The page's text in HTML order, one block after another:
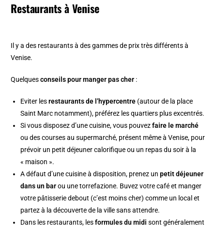
Restaurants à Venise
Il y a des restaurants à des gammes de prix très différents à
Venise.
Quelquesconseils pour manger pas cher :
Eviter lesrestaurants de l’hypercentre (autour de la place
Saint Marc notamment), préférez les quartiers plus excentrés.
Si vous disposez d’une cuisine, vous pouvezfaire le marché
ou des courses au supermarché, présent même à Venise, pour
prévoir un petit déjeuner calorifique ou un repas du soir à la
« maison ».
A défaut d’une cuisine à disposition, prenez unpetit déjeuner
dans un barou une torrefazione. Buvez votre café et manger
votre pâtisserie debout (c’est moins cher) comme un local et
partez à la découverte de la ville sans attendre.
Dans les restaurants, lesformules du midi sont généralement